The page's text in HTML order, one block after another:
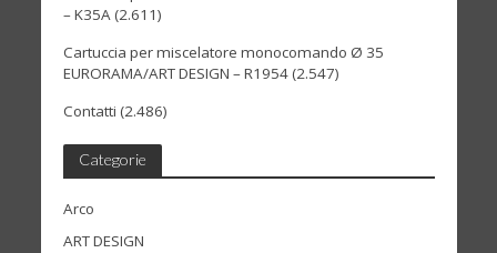
– K35A(2.611)
Cartuccia per miscelatore monocomando Ø 35
EURORAMA/ART DESIGN – R1954(2.547)
Contatti (2.486)
Categorie
Arco
ART DESIGN